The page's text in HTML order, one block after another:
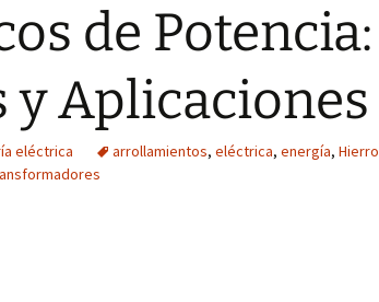
de Potencia:
Aplicaciones
eléctrica arrollamientos, eléctrica, energía, Hierro